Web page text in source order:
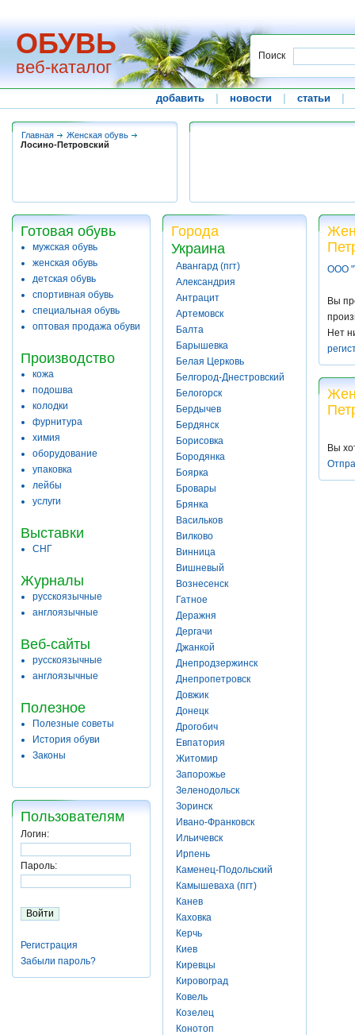
ОБУВЬ
веб-каталог
Поиск
добавить новости статьи
Главная
Женская обувь
Лосино-Петровский
Готовая обувь
мужская обувь
женская обувь
детская обувь
спортивная обувь
специальная обувь
оптовая продажа обуви
Производство
кожа
подошва
колодки
фурнитура
химия
оборудование
упаковка
лейбы
услуги
Выставки
СНГ
Журналы
русскоязычные
англоязычные
Веб-сайты
русскоязычные
англоязычные
Полезное
Полезные советы
История обуви
Законы
Пользователям
Логин:
Пароль:
Регистрация
Забыли пароль?
Города
Украина
Авангард (пгт)
Александрия
Антрацит
Артемовск
Балта
Барышевка
Белая Церковь
Белгород-Днестровский
Белогорск
Бердычев
Бердянск
Борисовка
Бородянка
Боярка
Бровары
Брянка
Васильков
Вилково
Винница
Вишневый
Вознесенск
Гатное
Деражня
Дергачи
Джанкой
Днепродзержинск
Днепропетровск
Довжик
Донецк
Дрогобич
Евпатория
Житомир
Запорожье
Зеленодольск
Зоринск
Ивано-Франковск
Ильичевск
Ирпень
Каменец-Подольский
Камышеваха (пгт)
Канев
Каховка
Керчь
Киев
Киревцы
Кировоград
Ковель
Козелец
Конотоп
ООО
Вы
Нет
Вы